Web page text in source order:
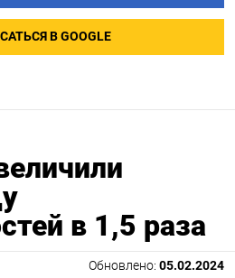
В GOOGLE
в 1,5 раза
Обновлено: 05.02.2024